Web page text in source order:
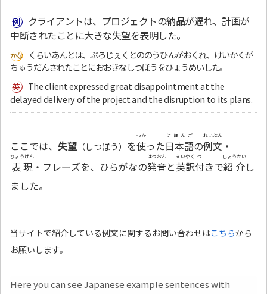
クライアントは、プロジェクトの納品が遅れ、計画が
中断されたことに大きな失望を表明した。
くらいあんとは、ぷろじぇくとののうひんがおくれ、けいかくが
ちゅうだんされたことにおおきなしつぼうをひょうめいした。
The client expressed great disappointment at the
delayed delivery of the project and the disruption to its plans.
ここでは、 失望（しつぼう） を使
つか
った日本語
にほんご
の例文
れいぶん
・
表現
ひょうげん
・フレーズを、ひらがなの発音
はつおん
と英訳
えいやく
付
つ
きで紹介
しょうかい
し
ました。
当サイトで紹介している例文に関するお問い合わせはこちらから
お願いします。
Here you can see Japanese example sentences with